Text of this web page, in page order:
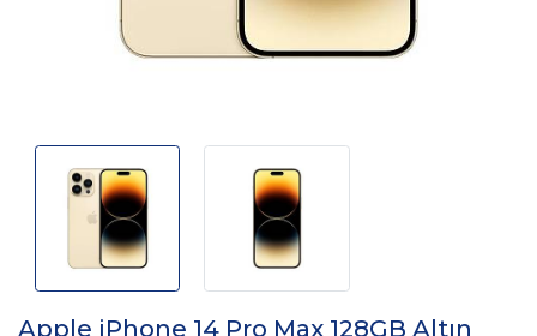
Apple iPhone 14 Pro Max 128GB Altın